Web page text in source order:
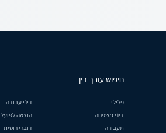
חיפוש עורך דין
פלילי
דיני עבודה
דיני משפחה
הוצאה לפועל
תעבורה
דוברי רוסית